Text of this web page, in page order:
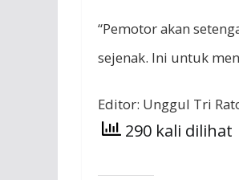
“Pemotor akan
sejenak. Ini untuk
Editor: Unggul Tri
290 kali dilihat